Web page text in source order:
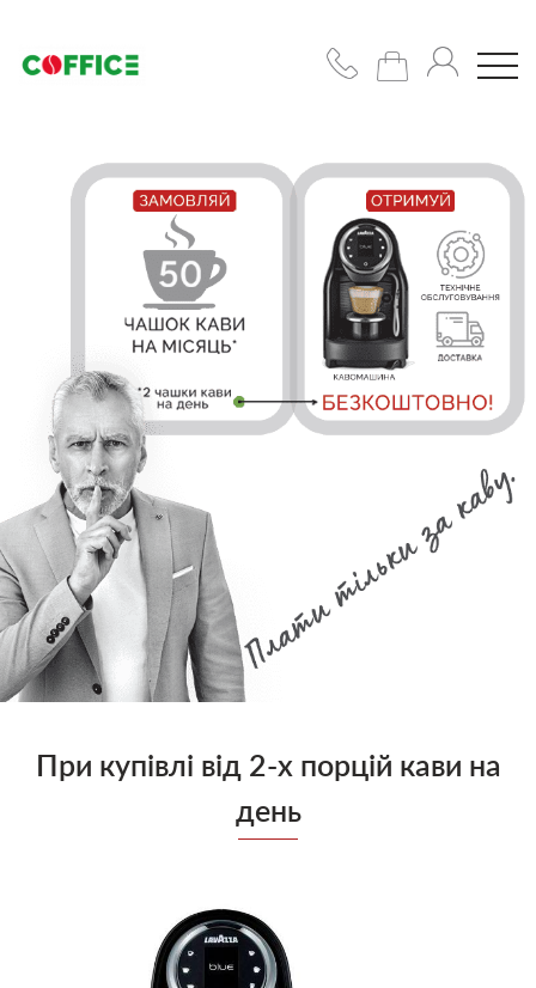
При купівлі від 2-х порцій кави на
день
Кавомашини
Кава
Горнятка/
цукор/
сиропи
Підібрати
рішення
Блог
Умови